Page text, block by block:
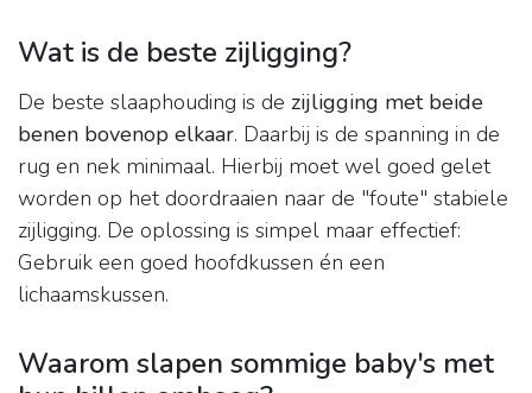
Wat is de beste zijligging?
De beste slaaphouding is de zijligging met beide
benen bovenop elkaar. Daarbij is de spanning in de
rug en nek minimaal. Hierbij moet wel goed gelet
worden op het doordraaien naar de "foute" stabiele
zijligging. De oplossing is simpel maar effectief:
Gebruik een goed hoofdkussen én een
lichaamskussen.
Waarom slapen sommige baby's met